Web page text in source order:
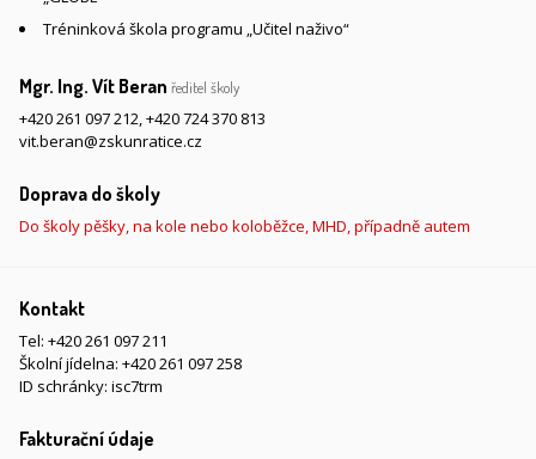
Tréninková škola programu „Učitel naživo“
Mgr. Ing. Vít Beran ředitel školy
+420 261 097 212,+420 724 370 813
vit.beran@zskunratice.cz
Doprava do školy
Do školy pěšky, na kole nebo koloběžce, MHD, případně autem
Kontakt
Tel: +420 261 097 211
Školní jídelna: +420 261 097 258
ID schránky: isc7trm
Fakturační údaje